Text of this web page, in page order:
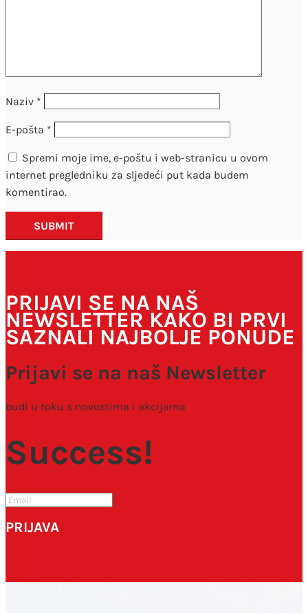
Naziv *
E-pošta *
Spremi moje ime, e-poštu i web-stranicu u ovom
internet pregledniku za sljedeći put kada budem
komentirao.
SUBMIT
PRIJAVI SE NA NAŠ
NEWSLETTER KAKO BI PRVI
SAZNALI NAJBOLJE PONUDE
Prijavi se na naš Newsletter
budi u toku s novostima i akcijama
Success!
PRIJAVA